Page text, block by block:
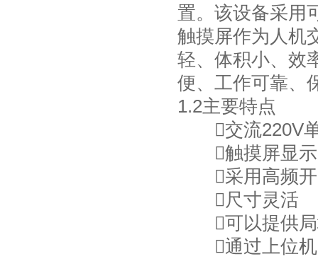
置。该设备采用
触摸屏作为人机
轻、体积小、效
便、工作可靠、
1.2主要特点
交流220V单
触摸屏显示
采用高频开
尺寸灵活
可以提供局
通过上位机